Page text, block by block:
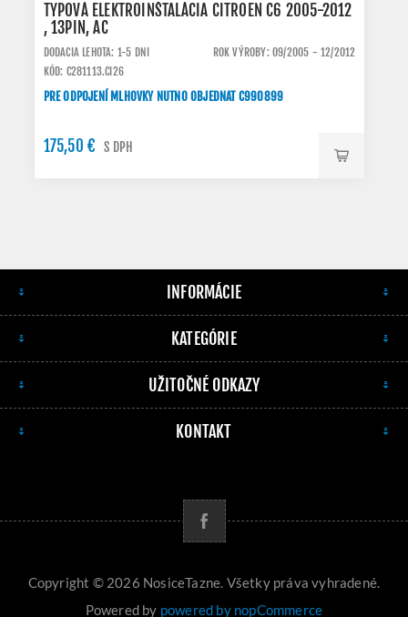
TYPOVÁ ELEKTROINŠTALÁCIA CITROEN C6 2005-2012
, 13PIN, AC
DODACIA LEHOTA: 1-5 DNI
ROK VÝROBY: 09/2005 - 12/2012
KÓD: C281113.CI26
PRE ODPOJENÍ MLHOVKY NUTNO OBJEDNAT C990899
175,50 € S DPH
INFORMÁCIE
KATEGÓRIE
UŽITOČNÉ ODKAZY
KONTAKT
Copyright © 2026 NosiceTazne. Všetky práva vyhradené.
Powered by powered by nopCommerce